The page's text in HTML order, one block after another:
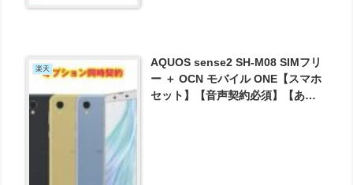
楽天
AQUOS sense2 SH-M08 SIMフリ
ー ＋ OCN モバイル ONE【スマホ
セット】【音声契約必須】【あん